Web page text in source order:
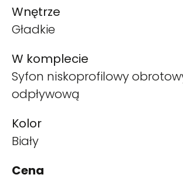
Wnętrze
Gładkie
W komplecie
Syfon niskoprofilowy
odpływową
Kolor
Biały
Cena